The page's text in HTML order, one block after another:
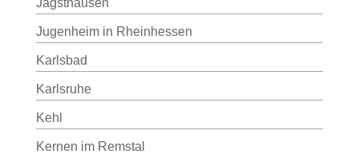
Jagsthausen
Jugenheim in Rheinhessen
Karlsbad
Karlsruhe
Kehl
Kernen im Remstal